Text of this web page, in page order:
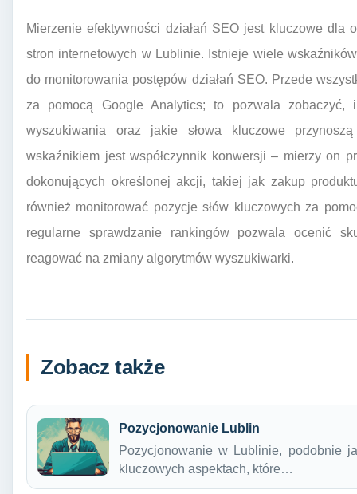
Mierzenie efektywności działań SEO jest kluczowe dla
stron internetowych w Lublinie. Istnieje wiele
do monitorowania postępów działań SEO. Przede
za pomocą Google Analytics; to pozwala
wyszukiwania oraz jakie słowa kluczowe
wskaźnikiem jest współczynnik konwersji – mierzy on
dokonujących określonej akcji, takiej jak zakup
również monitorować pozycje słów kluczowych za
regularne sprawdzanie rankingów pozwala ocenić
reagować na zmiany algorytmów wyszukiwarki.
Zobacz także
Pozycjonowanie Lublin
Pozycjonowanie w Lublinie, podobnie
kluczowych aspektach, które…